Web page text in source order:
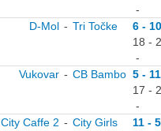
-
D-Mol - Tri Točke
6 - 10
18 -
-
Vukovar - CB Bambo 5 - 11
17 -
-
City Caffe 2 - City Girls
11 - 5